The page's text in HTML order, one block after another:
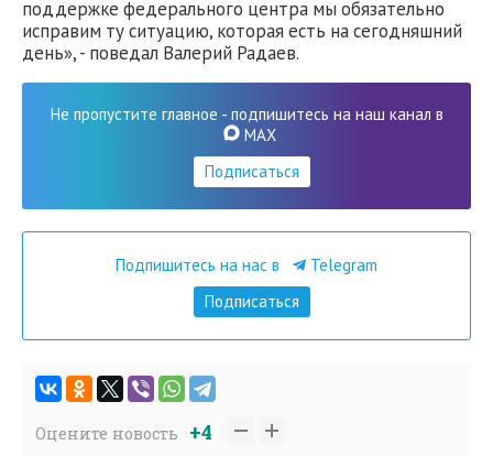
поддержке федерального центра мы обязательно
исправим ту ситуацию, которая есть на сегодняшний
день», - поведал Валерий Радаев.
Не пропустите главное - подпишитесь на наш канал в
MAX
Подписаться
Подпишитесь на нас в
Telegram
Подписаться
Оцените новость +4